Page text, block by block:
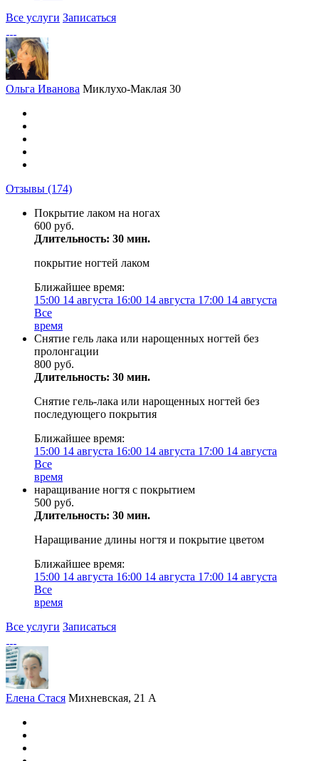
Все услуги Записаться
Ольга Иванова Миклухо-Маклая 30
Отзывы (174)
Покрытие лаком на ногах
600 руб.
Длительность: 30 мин.
покрытие ногтей лаком
Ближайшее время:
15:00 14 августа 16:00 14 августа 17:00 14 августа
Все
время
Снятие гель лака или нарощенных ногтей без
пролонгации
800 руб.
Длительность: 30 мин.
Снятие гель-лака или нарощенных ногтей без
последующего покрытия
Ближайшее время:
15:00 14 августа 16:00 14 августа 17:00 14 августа
Все
время
наращивание ногтя с покрытием
500 руб.
Длительность: 30 мин.
Наращивание длины ногтя и покрытие цветом
Ближайшее время:
15:00 14 августа 16:00 14 августа 17:00 14 августа
Все
время
Все услуги Записаться
Елена Стася Михневская, 21 А